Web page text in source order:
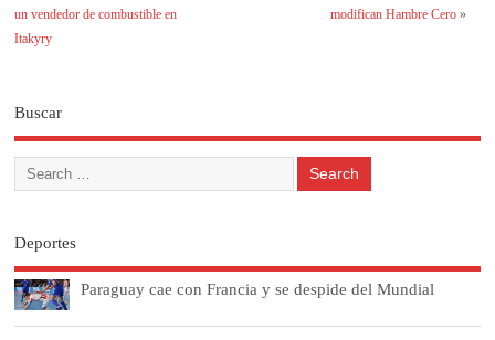
un vendedor de combustible en
Itakyry
modifican Hambre Cero»
Buscar
Deportes
Paraguay cae con Francia y se despide del Mundial